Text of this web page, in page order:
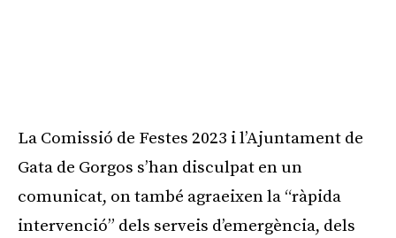
La Comissió de Festes 2023 i l’Ajuntament de
Gata de Gorgos s’han disculpat en un
comunicat, on també agraeixen la “ràpida
intervenció” dels serveis d’emergència, dels